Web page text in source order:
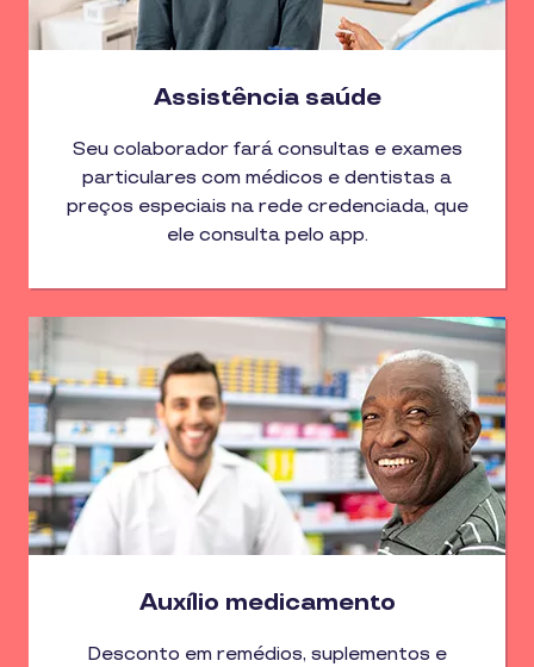
Assistência saúde
Seu colaborador fará consultas e exames
particulares com médicos e dentistas a
preços especiais na rede credenciada, que
ele consulta pelo app.
Auxílio medicamento
Desconto em remédios, suplementos e